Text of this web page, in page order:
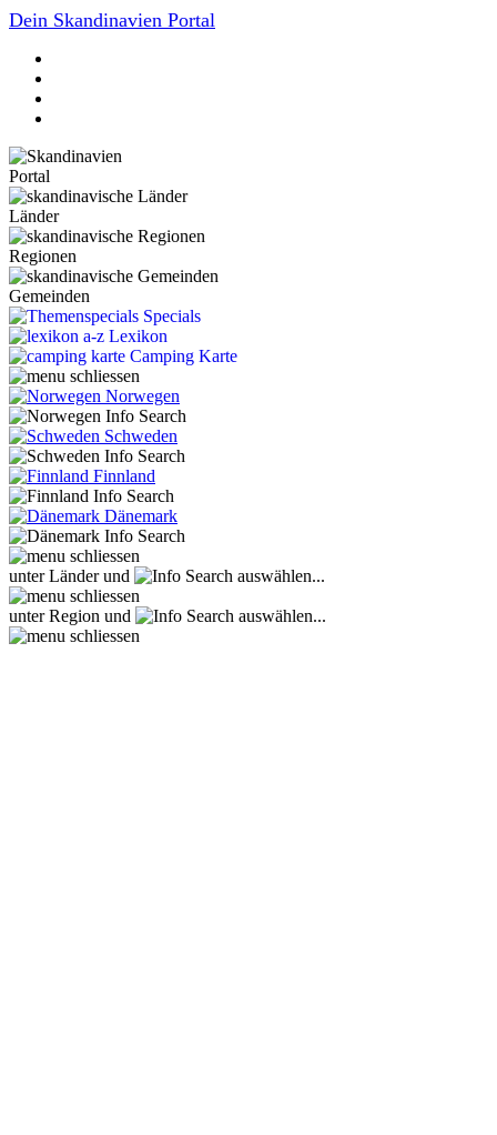
Dein Skandinavien Portal
Portal
Länder
Regionen
Gemeinden
Specials
Lexikon
Camping Karte
Norwegen
Schweden
Finnland
Dänemark
unter Länder und auswählen...
unter Region und auswählen...